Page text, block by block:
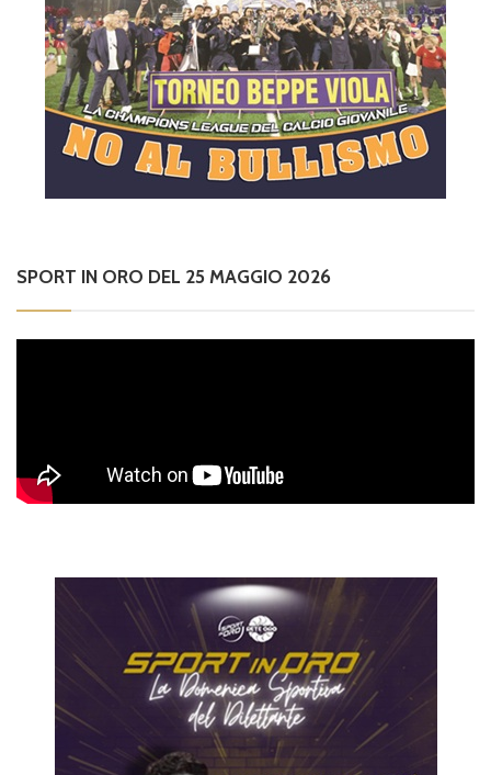
SPORT IN ORO DEL 25 MAGGIO 2026